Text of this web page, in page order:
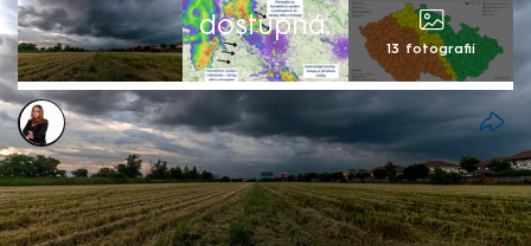
dostupná.
13 fotografií
Michaela Bartošová
31. kvě 2026, 13:09
Bouřky dorazily na území Čech a už nyní je
doprovází kroupy a přívalové srážky. V